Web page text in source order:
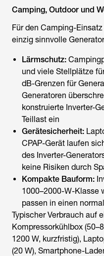
Camping, Outdoor und
Für den Camping-
einzig sinnvolle
Lärmschutz:
und viele Stellplätze
dB-Grenzen für
Generatoren
konstruierte Inverter-
Teillast ein
Gerätesicherheit:
CPAP-Gerät laufen
des Inverter-
keine Risiken durch
Kompakte Bauform:
1000–2000-W-Klasse
passen in einen
Typischer Verbrauch auf
Kompressorkühlbox
1200 W, kurzfristig),
(20 W), Smartphone-